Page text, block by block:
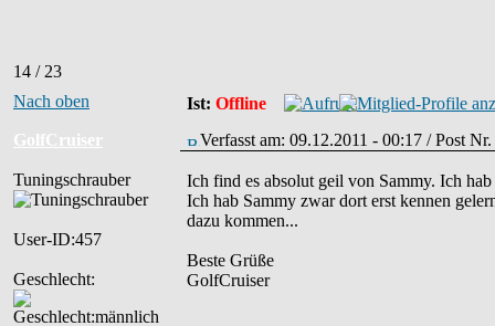
14 / 23
Nach oben Ist: Offline
GolfCruiser
Tuningschrauber
User-ID:457
Geschlecht:
Verfasst am: 09.12.2011 - 00:17 / Post
Ich find es absolut geil von Sammy. Ich
Ich hab Sammy zwar dort erst kennen
dazu kommen...
Beste Grüße
GolfCruiser